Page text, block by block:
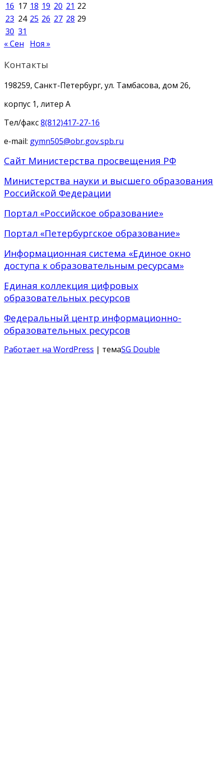
16 17 18 19 20 21 22
23 24 25 26 27 28 29
30 31
« Сен
Ноя »
Контакты
198259, Санкт-Петербург, ул. Тамбасова, дом 26,
корпус 1, литер А
Тел/факс8(812)417-27-16
e-mail: gymn505@obr.gov.spb.ru
Сайт Министерства просвещения РФ
Министерства науки и высшего образования
Российской Федерации
Портал «Российское образование»
Портал «Петербургское образование»
Информационная система «Единое окно
доступа к образовательным ресурсам»
Единая коллекция цифровых
образовательных ресурсов
Федеральный центр информационно-
образовательных ресурсов
Работает на WordPress | темаSG Double